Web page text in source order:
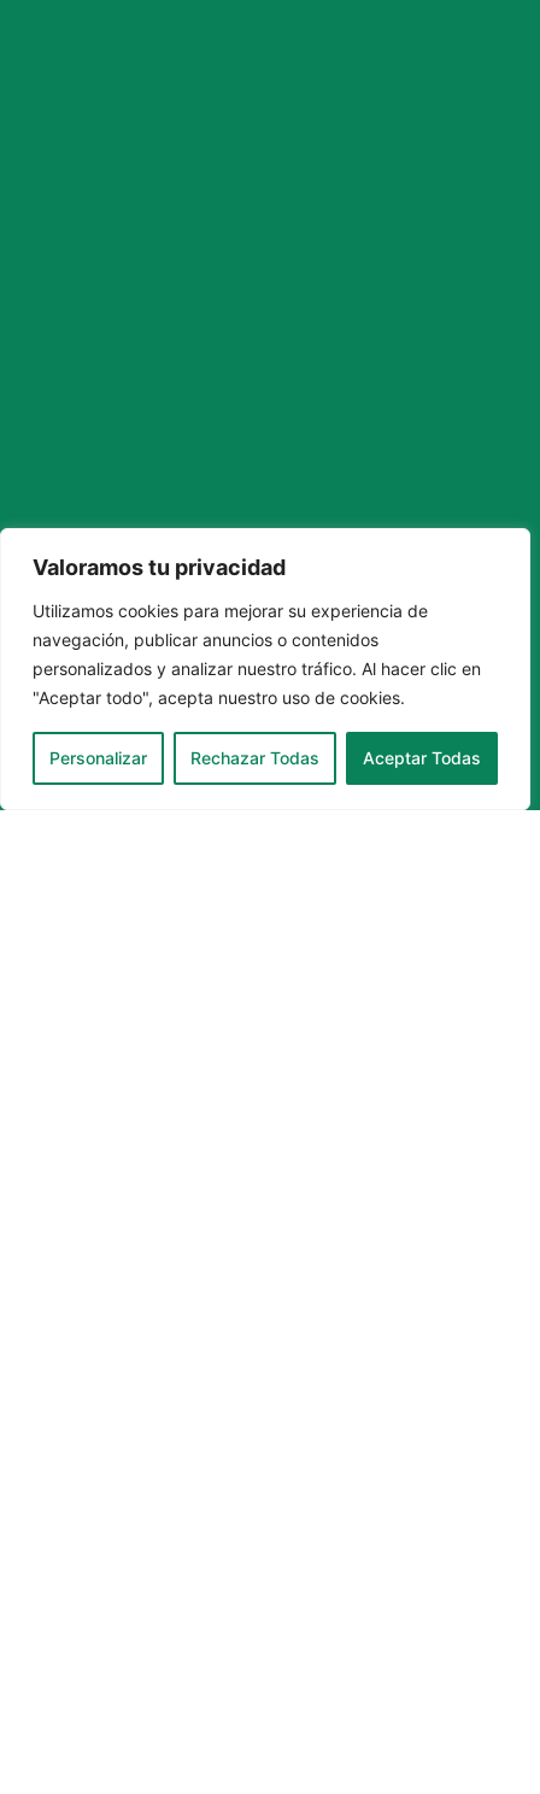
Valoramos tu privacidad
Utilizamos cookies para mejorar su experiencia de
navegación, publicar anuncios o contenidos
personalizados y analizar nuestro tráfico. Al hacer clic en
"Aceptar todo", acepta nuestro uso de cookies.
Personalizar Rechazar Todas Aceptar Todas